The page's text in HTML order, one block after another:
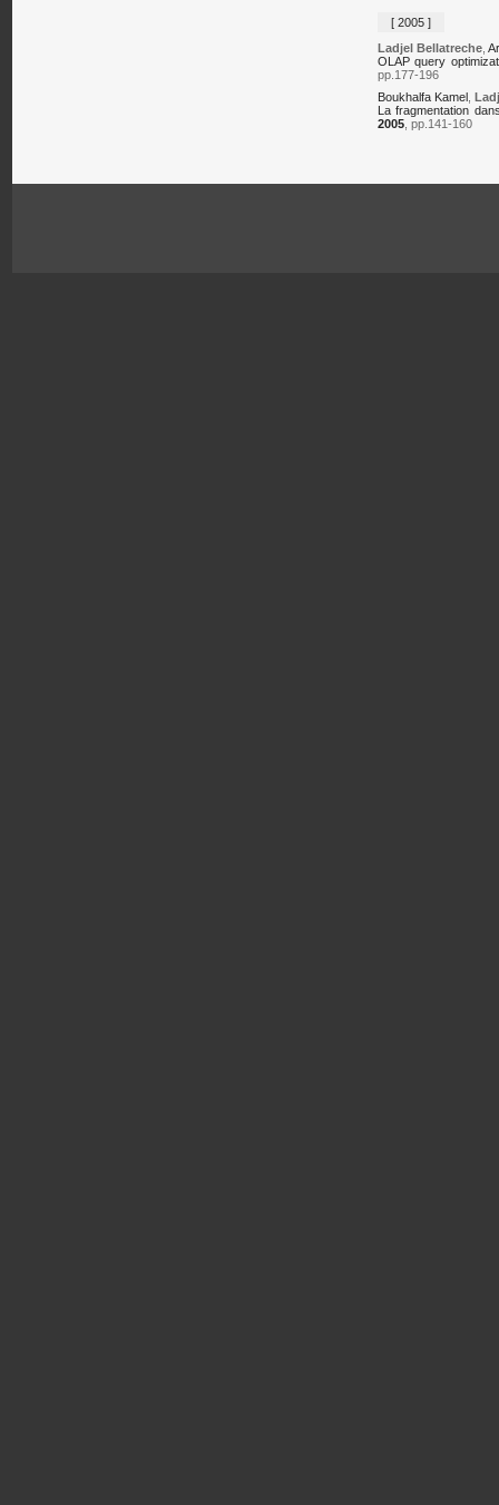
[ 2005 ]
Ladjel Bellatreche,
OLAP query
pp.177-196
Boukhalfa Kamel,
La fragmentation
2005, pp.141-160